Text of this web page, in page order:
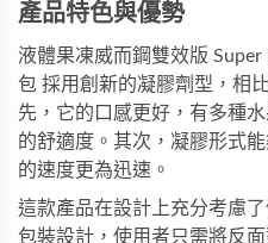
產品特色與優勢
液體果凍威而鋼雙效版
包 採用創新的凝膠劑型，相
先，它的口感更好，有多種
的舒適度。其次，凝膠形式
的速度更為迅速。
這款產品在設計上充分考慮
包裝設計，使用者只需將反